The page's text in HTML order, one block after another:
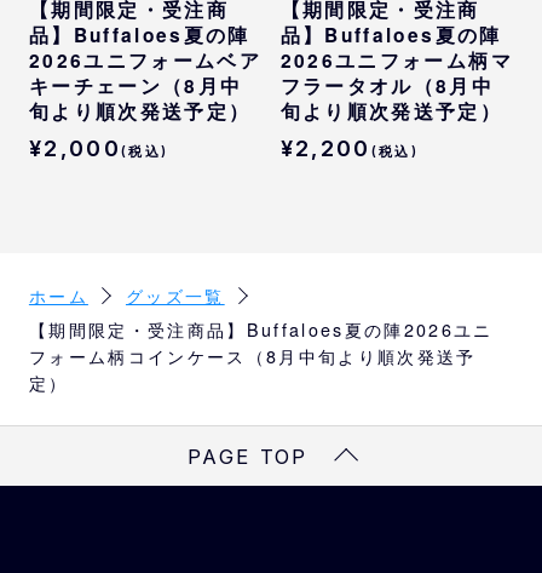
【期間限定・受注商
品】Buffaloes夏の陣
2026ユニフォームベア
キーチェーン（8月中
旬より順次発送予定）
¥2,000 (税込)
【期間限定・受注商
品】Buffaloes夏の陣
2026ユニフォーム柄マ
フラータオル（8月中
旬より順次発送予定）
¥2,200 (税込)
ホーム
グッズ一覧
【期間限定・受注商品】Buffaloes夏の陣2026ユニ
フォーム柄コインケース（8月中旬より順次発送予
定）
PAGE TOP